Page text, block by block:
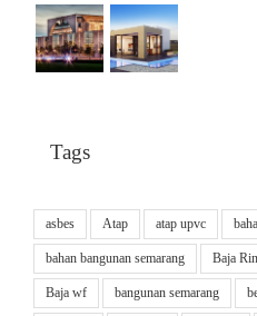
Tags
asbes Atap atap upvc
bahan bangunan semarang Baja
Baja wf bangunan semarang